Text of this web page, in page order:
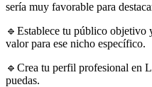
sería muy favorable para
🔹Establece tu público objetivo
valor para ese nicho específico.
🔹Crea tu perfil profesional en
puedas.